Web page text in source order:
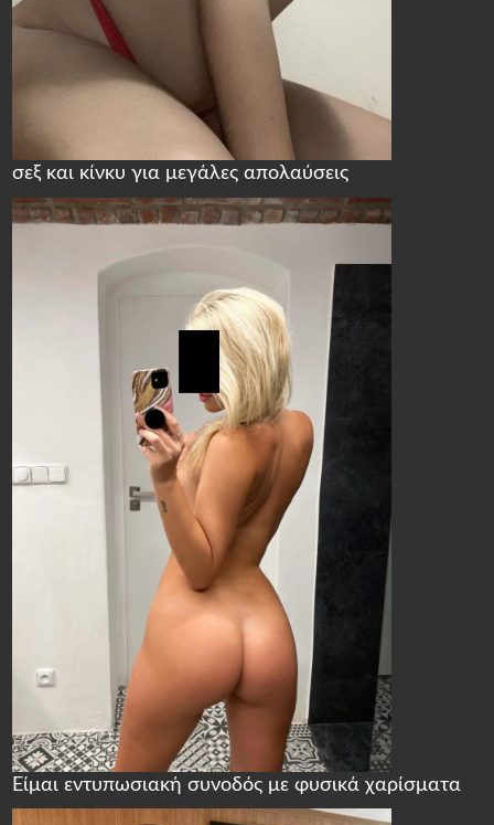
σεξ και κίνκυ για μεγάλες απολαύσεις
Είμαι εντυπωσιακή συνοδός με φυσικά χαρίσματα